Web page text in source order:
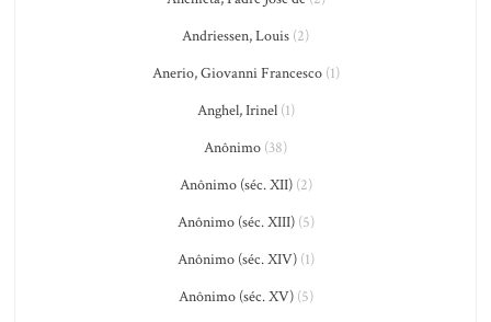
Andriessen, Louis (2)
Anerio, Giovanni Francesco(1)
Anghel, Irinel(1)
Anônimo (38)
Anônimo (séc. XII)(2)
Anônimo (séc. XIII)(5)
Anônimo (séc. XIV)(1)
Anônimo (séc. XV)(5)